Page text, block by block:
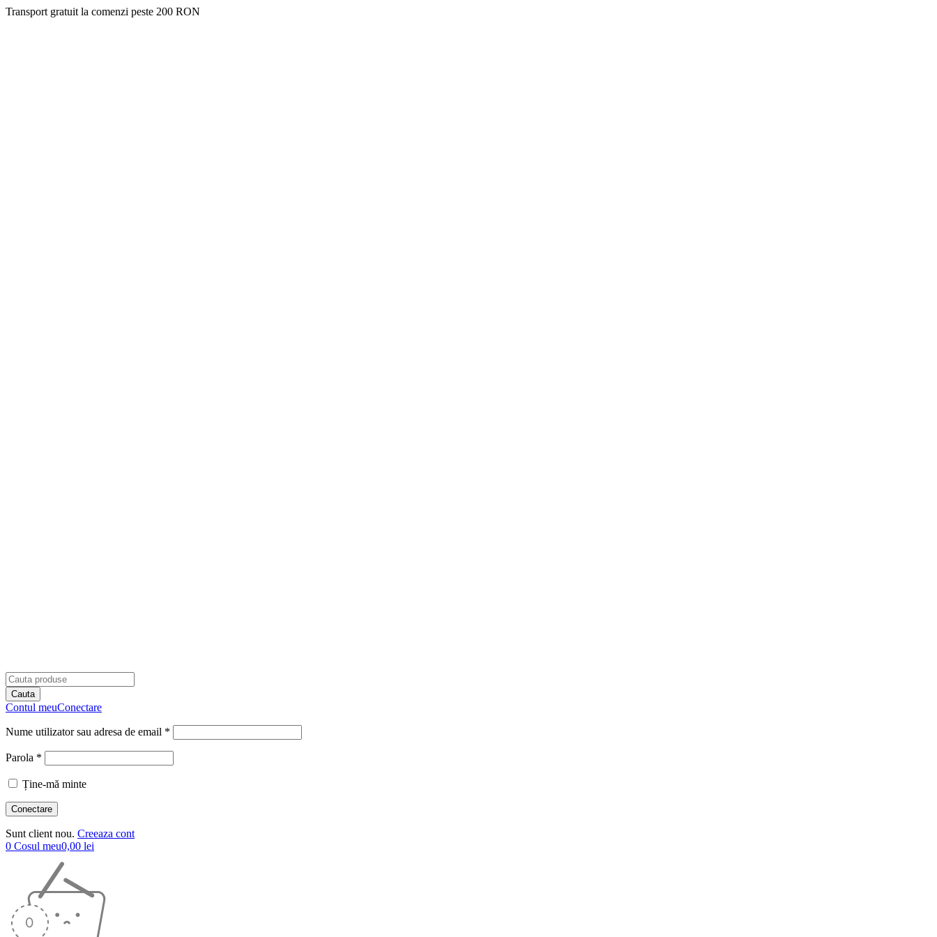
Transport gratuit la comenzi peste 200 RON
Contul meuConectare
Nume utilizator sau adresa de email *
Parola *
Ține-mă minte
Sunt client nou. Creeaza cont
0 Cosul meu0,00 lei